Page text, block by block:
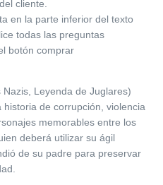
cliente.
en la parte inferior del texto
todas las preguntas
botón comprar
Nazis, Leyenda de Juglares)
de corrupción, violencia
memorables entre los
deberá utilizar su ágil
de su padre para preservar